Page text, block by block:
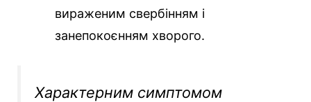
вираженим свербінням і
занепокоєнням хворого.
Характерним симптомом